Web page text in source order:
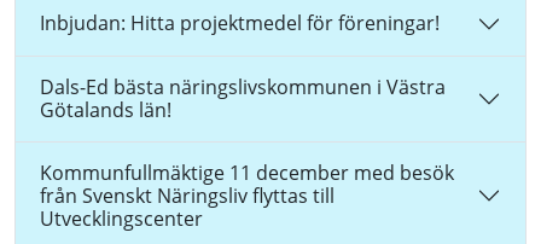
Inbjudan: Hitta projektmedel för föreningar!
Dals-Ed bästa näringslivskommunen i Västra
Götalands län!
Kommunfullmäktige 11 december med besök
från Svenskt Näringsliv flyttas till
Utvecklingscenter